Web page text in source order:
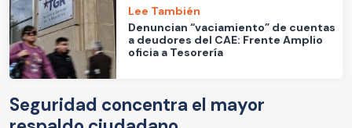
Lee También
Denuncian “vaciamiento” de cuentas
a deudores del CAE: Frente Amplio
oficia a Tesorería
Seguridad concentra el mayor